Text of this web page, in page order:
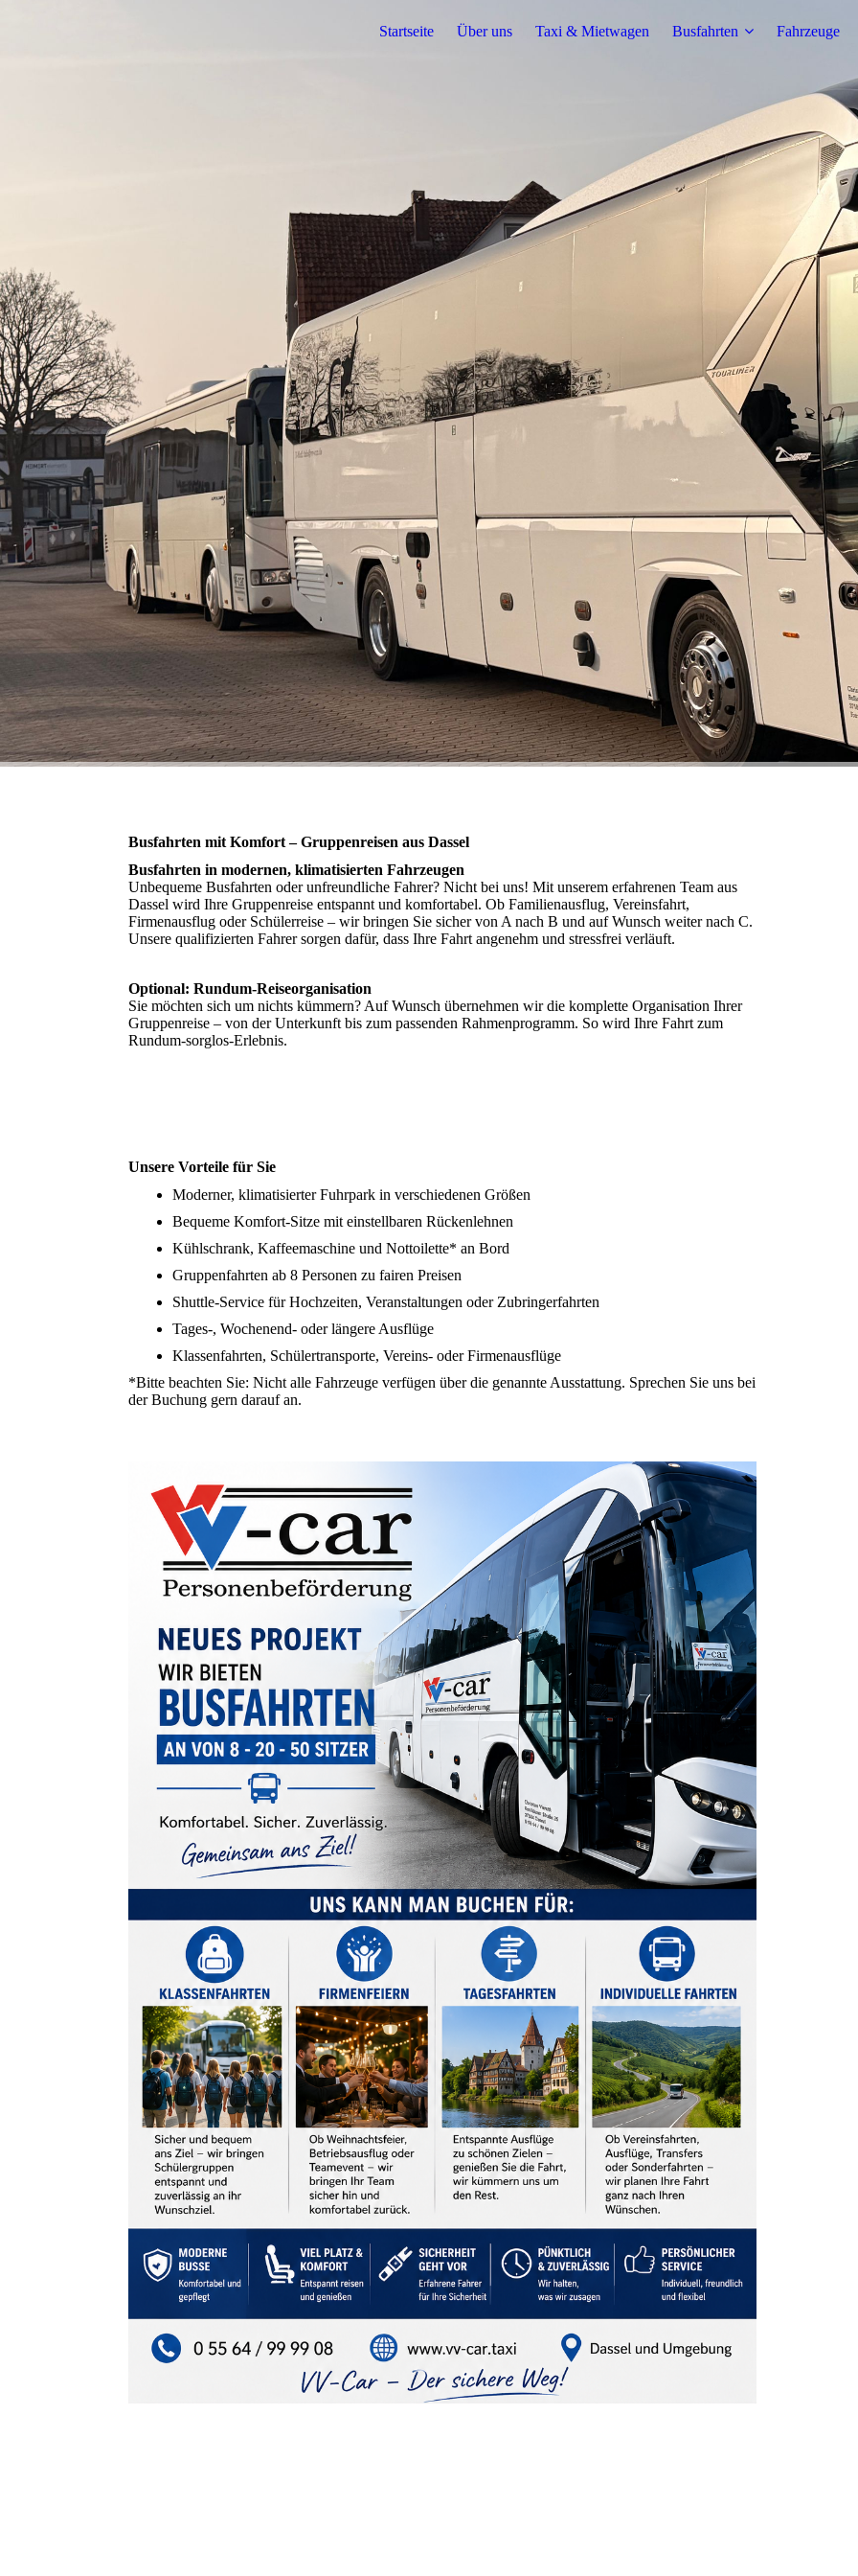
Startseite Über uns Taxi & Mietwagen Busfahrten Fahrzeuge
Busfahrten mit Komfort – Gruppenreisen aus Dassel
Busfahrten in modernen, klimatisierten Fahrzeugen
Unbequeme Busfahrten oder unfreundliche Fahrer? Nicht bei uns! Mit unserem erfahrenen Team aus
Dassel wird Ihre Gruppenreise entspannt und komfortabel. Ob Familienausflug, Vereinsfahrt,
Firmenausflug oder Schülerreise – wir bringen Sie sicher von A nach B und auf Wunsch weiter nach C.
Unsere qualifizierten Fahrer sorgen dafür, dass Ihre Fahrt angenehm und stressfrei verläuft.
Optional: Rundum-Reiseorganisation
Sie möchten sich um nichts kümmern? Auf Wunsch übernehmen wir die komplette Organisation Ihrer
Gruppenreise – von der Unterkunft bis zum passenden Rahmenprogramm. So wird Ihre Fahrt zum
Rundum-sorglos-Erlebnis.
Unsere Vorteile für Sie
Moderner, klimatisierter Fuhrpark in verschiedenen Größen
Bequeme Komfort-Sitze mit einstellbaren Rückenlehnen
Kühlschrank, Kaffeemaschine und Nottoilette* an Bord
Gruppenfahrten ab 8 Personen zu fairen Preisen
Shuttle-Service für Hochzeiten, Veranstaltungen oder Zubringerfahrten
Tages-, Wochenend- oder längere Ausflüge
Klassenfahrten, Schülertransporte, Vereins- oder Firmenausflüge
*Bitte beachten Sie: Nicht alle Fahrzeuge verfügen über die genannte Ausstattung. Sprechen Sie uns bei
der Buchung gern darauf an.